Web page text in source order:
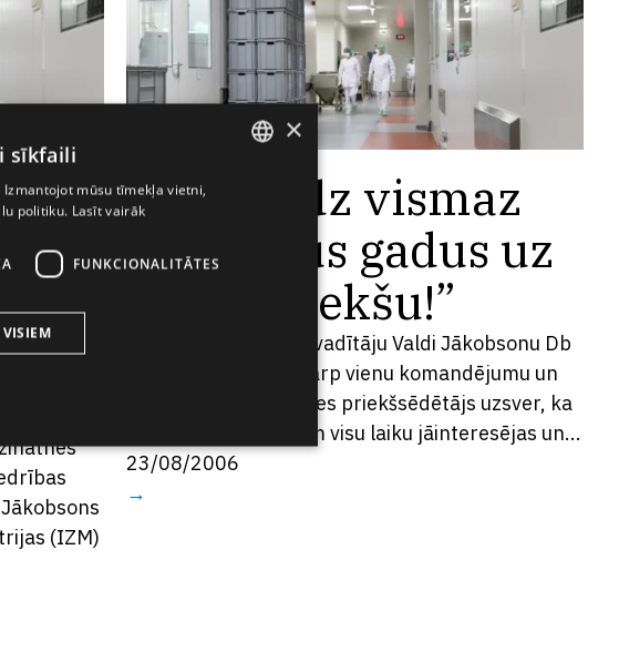
(IZM)
“Jāredz vismaz
vairākus gadus uz
priekšu!”
Grindeks ilggadējo vadītāju Valdi Jākobsonu Db
izdodas noķert starp vienu komandējumu un
nākamo – pats valdes priekšsēdētājs uzsver, ka
kompāniju vadītājiem visu laiku jāinteresējas un...
23/08/2006
→
×
sīkfaili
mūsu tīmekļa vietni,
politiku. Lasīt vairāk
FUNKCIONALITĀTES